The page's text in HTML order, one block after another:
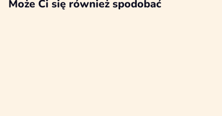
ł
Może Ci się również spodobać